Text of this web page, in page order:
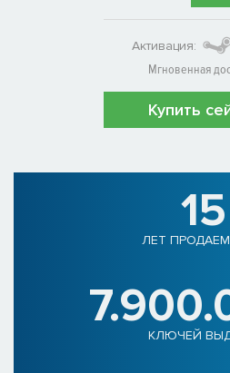
Активация:
Мгновенная
Купить
15
ЛЕТ
КЛЮЧЕЙ